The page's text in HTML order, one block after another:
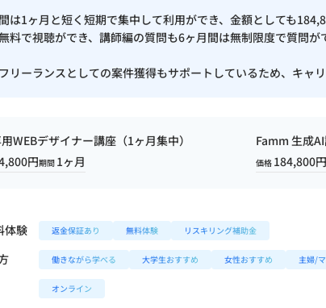
は1ヶ月と短く短期で集中して利用ができ、金額としても
料で視聴ができ、講師編の質問も6ヶ月間は無制限度で質問が
リーランスとしての案件獲得もサポートしているため、キャ
WEBデザイナー講座（1ヶ月集中）
円期間 1ヶ月
Famm 生成
価格 184,800円
体験 返金保証あり 無料体験 リスキリング補助金
働きながら学べる 大学生おすすめ 女性おすすめ 主婦/
オンライン